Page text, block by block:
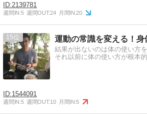
2139781
週間IN:5 週間OUT:24 月間IN:20
15 運動の常識を変える！
結果が出ないのは体の使い方
それ以前に体の使い方が根本
1544091
週間IN:5 週間OUT:10 月間IN:5